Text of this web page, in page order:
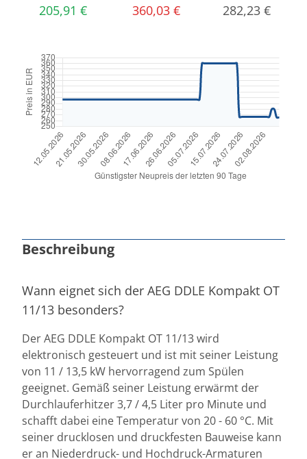
205,91 € 360,03 € 282,23 €
Beschreibung
Wann eignet sich der AEG DDLE Kompakt OT
11/13 besonders?
Der AEG DDLE Kompakt OT 11/13 wird
elektronisch gesteuert und ist mit seiner Leistung
von 11 / 13,5 kW hervorragend zum Spülen
geeignet. Gemäß seiner Leistung erwärmt der
Durchlauferhitzer 3,7 / 4,5 Liter pro Minute und
schafft dabei eine Temperatur von 20 - 60 °C. Mit
seiner drucklosen und druckfesten Bauweise kann
er an Niederdruck- und Hochdruck-Armaturen